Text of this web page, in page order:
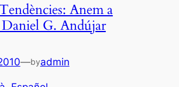
Anem a
Daniel G. Andújar
—byadmin